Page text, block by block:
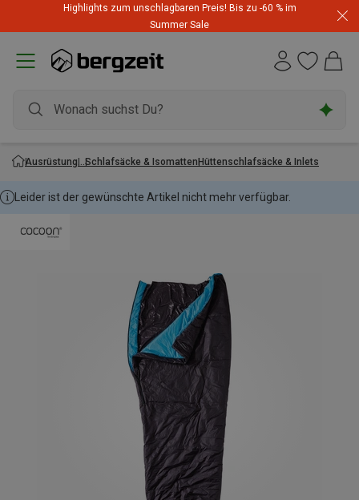
Highlights zum unschlagbaren Preis! Bis zu -60 % im
Summer Sale
Ausrüstung Schlafsäcke & IsomattenHüttenschlafsäcke & Inlets
Leider ist der gewünschte Artikel nicht mehr verfügbar.